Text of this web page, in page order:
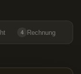
4 Rechnung